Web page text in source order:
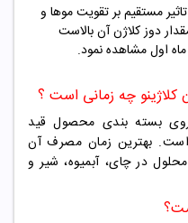
مستقیم بر تقویت موها و
دوز کلاژن آن بالاست
اول مشاهده نمود.
بسته بندی محصول قید
روزانه ۱ تا ۲ ساشه است. بهترین زمان مصرف آن
در چای، آبمیوه، شیر و